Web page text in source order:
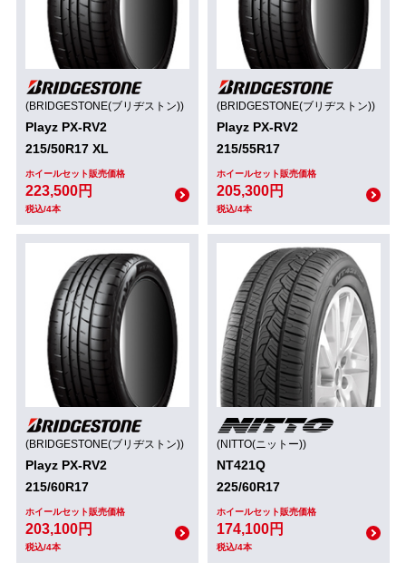
(BRIDGESTONE(ブリヂストン))
Playz PX-RV2
215/50R17 XL
ホイールセット販売価格
223,500円
税込/4本
(BRIDGESTONE(ブリヂストン))
Playz PX-RV2
215/55R17
ホイールセット販売価格
205,300円
税込/4本
(BRIDGESTONE(ブリヂストン))
Playz PX-RV2
215/60R17
ホイールセット販売価格
203,100円
税込/4本
(NITTO(ニットー))
NT421Q
225/60R17
ホイールセット販売価格
174,100円
税込/4本